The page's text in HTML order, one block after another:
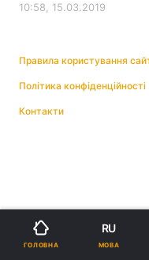
10:58, 15.03.2019
Правила користування
Політика конфіденційності
Контакти
ГОЛОВНА
RU
МОВА